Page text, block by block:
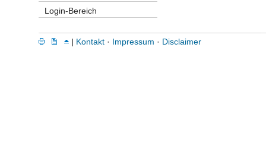
Login-Bereich
| Kontakt · Impressum · Disclaimer